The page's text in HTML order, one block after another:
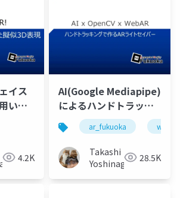
イス
いた
4.2K
AI(Google Mediapipe)
によるハンドトラッキ
ングハンズオン
ar_fukuoka webar
Takashi
Yoshinaga
28.5K